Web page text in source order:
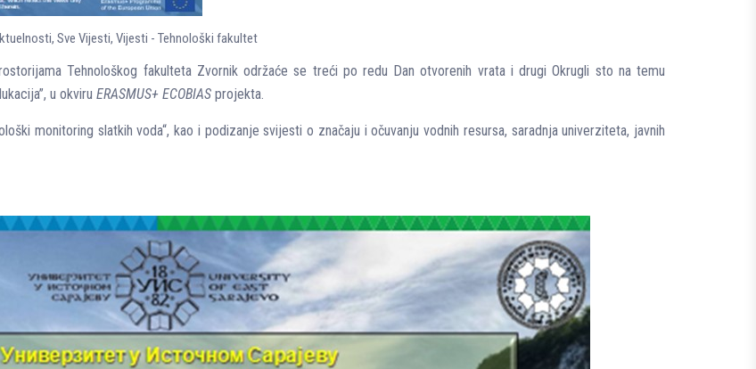
, Sve Vijesti, Vijesti - Tehnološki fakultet
Tehnološkog fakulteta Zvornik održaće se treći po redu Dan otvorenih vrata i drugi Okrugli sto na temu
u okviru ERASMUS+ ECOBIAS projekta.
monitoring slatkih voda“, kao i podizanje svijesti o značaju i očuvanju vodnih resursa, saradnja univerziteta, javnih